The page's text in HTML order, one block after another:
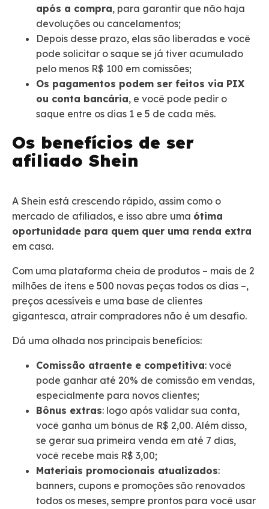
após a compra, para garantir que não haja
devoluções ou cancelamentos;
Depois desse prazo, elas são liberadas e você
pode solicitar o saque se já tiver acumulado
pelo menos R$ 100 em comissões;
Os pagamentos podem ser feitos via PIX
ou conta bancária, e você pode pedir o
saque entre os dias 1 e 5 de cada mês.
Os benefícios de ser
afiliado Shein
A Shein está crescendo rápido, assim como o
mercado de afiliados, e isso abre uma ótima
oportunidade para quem quer uma renda extra
em casa.
Com uma plataforma cheia de produtos – mais de 2
milhões de itens e 500 novas peças todos os dias –,
preços acessíveis e uma base de clientes
gigantesca, atrair compradores não é um desafio.
Dá uma olhada nos principais benefícios:
Comissão atraente e competitiva: você
pode ganhar até 20% de comissão em vendas,
especialmente para novos clientes;
Bônus extras: logo após validar sua conta,
você ganha um bônus de R$ 2,00. Além disso,
se gerar sua primeira venda em até 7 dias,
você recebe mais R$ 3,00;
Materiais promocionais atualizados:
banners, cupons e promoções são renovados
todos os meses, sempre prontos para você usar